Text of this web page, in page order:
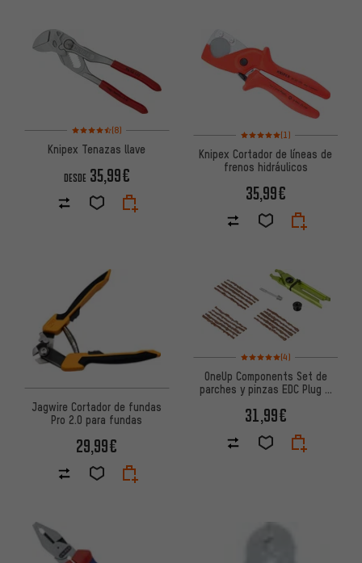
Valoración media: 4,5 de 5 basada en 8 reseñas
(8)
Knipex Tenazas llave
DESDE 35,99€
Valoración media: 5 de 5
(1)
Knipex Cortador de líneas de
frenos hidráulicos
35,99€
Jagwire Cortador de fundas
Pro 2.0 para fundas
29,99€
Valoración media: 5 de 5
(4)
OneUp Components Set de
parches y pinzas EDC Plug &
31,99€